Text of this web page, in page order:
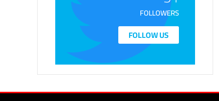
FOLLOWERS
FOLLOW US